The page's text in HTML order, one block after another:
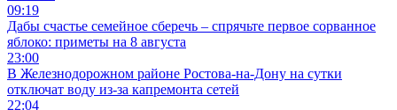
09:19
Дабы счастье семейное сберечь – спрячьте первое сорванное
яблоко: приметы на 8 августа
23:00
В Железнодорожном районе Ростова-на-Дону на сутки
отключат воду из-за капремонта сетей
22:04